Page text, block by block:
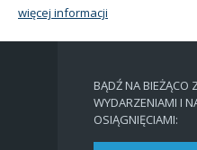
więcej informacji
BĄDŹ NA BIEŻĄCO
WYDARZENIAMI I
OSIĄGNIĘCIAMI: